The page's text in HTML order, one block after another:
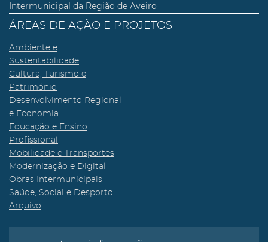
Intermunicipal da Região de Aveiro
ÁREAS DE AÇÃO E PROJETOS
Ambiente e
Sustentabilidade
Cultura, Turismo e
Património
Desenvolvimento Regional
e Economia
Educação e Ensino
Profissional
Mobilidade e Transportes
Modernização e Digital
Obras Intermunicipais
Saúde, Social e Desporto
Arquivo